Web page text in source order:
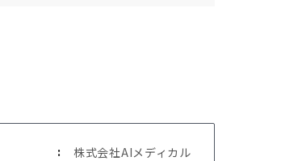
株式会社AIメディカル